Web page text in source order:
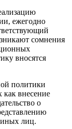
ежегодно
сомнения
вносятся
политики
как внесение
о
лиц.